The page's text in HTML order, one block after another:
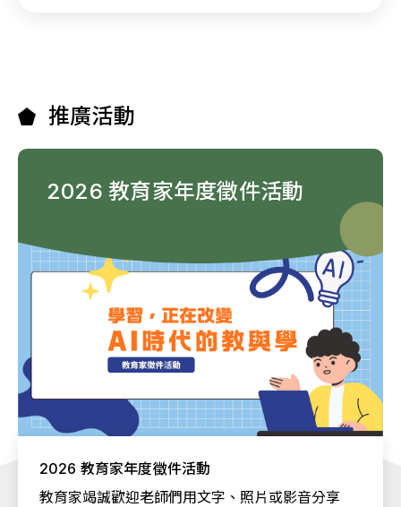
推廣活動
2026 教育家年度徵件活動
2026 教育家年度徵件活動
教育家竭誠歡迎老師們用文字、照片或影音分享